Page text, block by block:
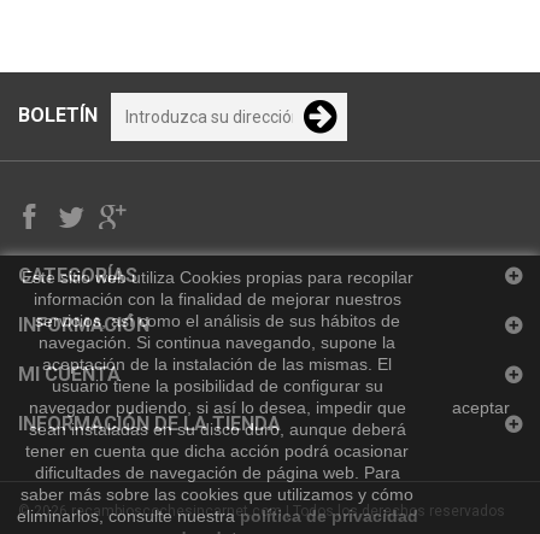
BOLETÍN
CATEGORÍAS
INFORMACIÓN
© 2026recambioscochesincarnet.com| Todos los derechos reservados
MI CUENTA
INFORMACIÓN DE LA TIENDA
Este sitio web utiliza Cookies propias para recopilar
información con la finalidad de mejorar nuestros
servicios, así como el análisis de sus hábitos de
navegación. Si continua navegando, supone la
aceptación de la instalación de las mismas. El
usuario tiene la posibilidad de configurar su
navegador pudiendo, si así lo desea, impedir que
sean instaladas en su disco duro, aunque deberá
tener en cuenta que dicha acción podrá ocasionar
dificultades de navegación de página web. Para
saber más sobre las cookies que utilizamos y cómo
eliminarlos, consulte nuestrapolítica de privacidad
aceptar